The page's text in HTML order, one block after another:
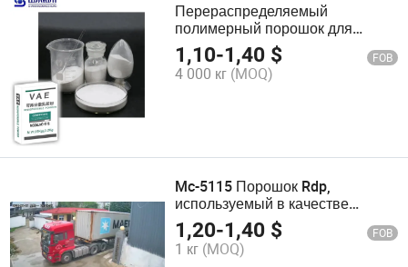
Перераспределяемый
полимерный порошок для
цементных промышленных
полов
1,10-1,40 $ FOB
4 000 кг (MOQ)
Mc-5115 Порошок Rdp,
используемый в качестве
покрытия, клея. Производство
Rdp, редиспергируемый
полимерный порошок,
1,20-1,40 $ FOB
1 кг (MOQ)